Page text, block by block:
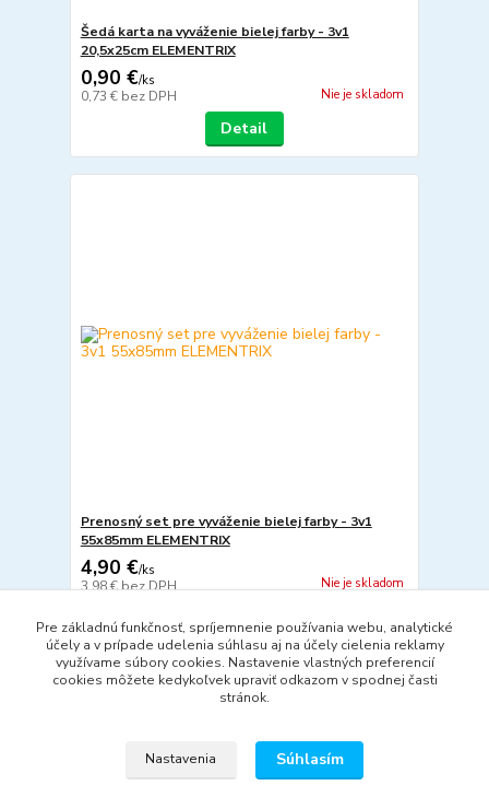
Šedá karta na vyváženie bielej farby - 3v1
20,5x25cm ELEMENTRIX
0,90 €/ks
0,73 € bez DPH Nie je skladom
Detail
Prenosný set pre vyváženie bielej farby - 3v1
55x85mm ELEMENTRIX
4,90 €/ks
3,98 €bez DPH Nie je skladom
Detail
strana z 1
Pre základnú funkčnosť, spríjemnenie používania webu, analytické
účely a v prípade udelenia súhlasu aj na účely cielenia reklamy
využívame súbory cookies. Nastavenie vlastných preferencií
cookies môžete kedykoľvek upraviť odkazom v spodnej časti
stránok.
Nastavenia Súhlasím